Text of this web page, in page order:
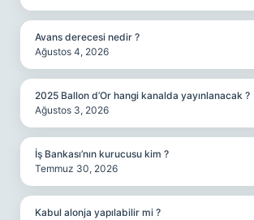
Avans derecesi nedir ?
Ağustos 4, 2026
2025 Ballon d’Or hangi kanalda yayınlanacak ?
Ağustos 3, 2026
İş Bankası’nın kurucusu kim ?
Temmuz 30, 2026
Kabul alonja yapılabilir mi ?